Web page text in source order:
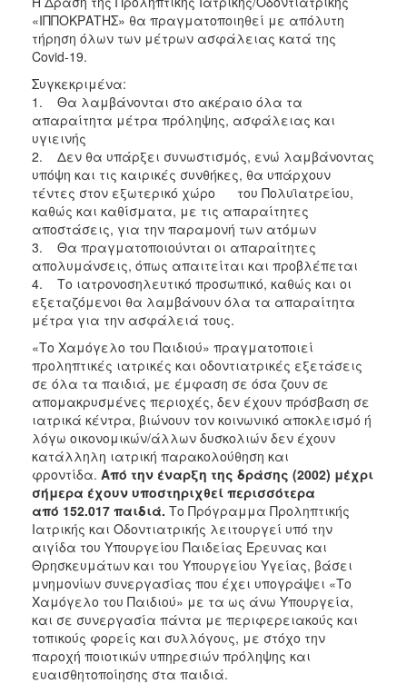
«ΙΠΠΟΚΡΑΤΗΣ» θα πραγματοποιηθεί με απόλυτη
τήρηση όλων των μέτρων ασφάλειας κατά της
Covid-19.
Συγκεκριμένα:
1. Θα λαμβάνονται στο ακέραιο όλα τα
απαραίτητα μέτρα πρόληψης, ασφάλειας και
υγιεινής
2. Δεν θα υπάρξει συνωστισμός, ενώ λαμβάνοντας
υπόψη και τις καιρικές συνθήκες, θα υπάρχουν
τέντες στον εξωτερικό χώρο του Πολυϊατρείου,
καθώς και καθίσματα, με τις απαραίτητες
αποστάσεις, για την παραμονή των ατόμων
3. Θα πραγματοποιούνται οι απαραίτητες
απολυμάνσεις, όπως απαιτείται και προβλέπεται
4. Το ιατρονοσηλευτικό προσωπικό, καθώς και οι
εξεταζόμενοι θα λαμβάνουν όλα τα απαραίτητα
μέτρα για την ασφάλειά τους.
«Το Χαμόγελο του Παιδιού» πραγματοποιεί
προληπτικές ιατρικές και οδοντιατρικές εξετάσεις
σε όλα τα παιδιά, με έμφαση σε όσα ζουν σε
απομακρυσμένες περιοχές, δεν έχουν πρόσβαση σε
ιατρικά κέντρα, βιώνουν τον κοινωνικό αποκλεισμό ή
λόγω οικονομικών/άλλων δυσκολιών δεν έχουν
κατάλληλη ιατρική παρακολούθηση και
φροντίδα. Από την έναρξη της δράσης (2002) μέχρι
σήμερα έχουν υποστηριχθεί περισσότερα
από 152.017 παιδιά. Το Πρόγραμμα Προληπτικής
Ιατρικής και Οδοντιατρικής λειτουργεί υπό την
αιγίδα του Υπουργείου Παιδείας Έρευνας και
Θρησκευμάτων και του Υπουργείου Υγείας, βάσει
μνημονίων συνεργασίας που έχει υπογράψει «Το
Χαμόγελο του Παιδιού» με τα ως άνω Υπουργεία,
και σε συνεργασία πάντα με περιφερειακούς και
τοπικούς φορείς και συλλόγους, με στόχο την
παροχή ποιοτικών υπηρεσιών πρόληψης και
ευαισθητοποίησης στα παιδιά.